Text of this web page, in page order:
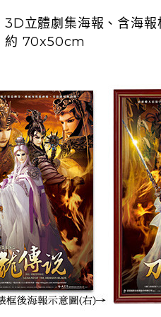
3D立體劇集海報、含海報
約 70x50cm